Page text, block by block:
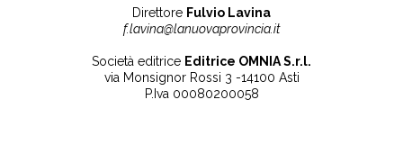
Direttore Fulvio Lavina
f.lavina@lanuovaprovincia.it
Società editrice Editrice OMNIA S.r.l.
via Monsignor Rossi 3 -14100 Asti
P.Iva 00080200058